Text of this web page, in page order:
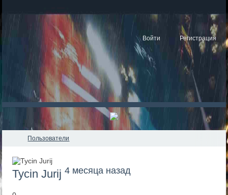
Войти Регистрация
Пользователи
Tycin Jurij4 месяца назад